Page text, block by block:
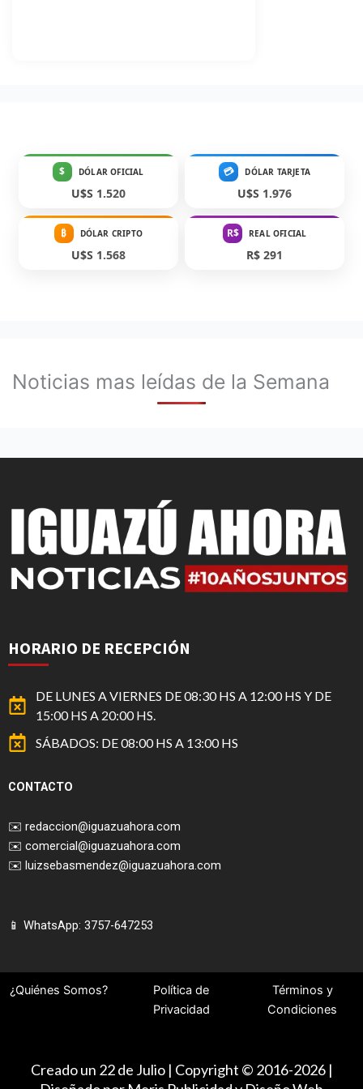
$ DÓLAR OFICIAL
U$S 1.520
💳 DÓLAR TARJETA
U$S 1.976
₿ DÓLAR CRIPTO
U$S 1.568
R$ REAL OFICIAL
R$ 291
Noticias mas leídas de la Semana
HORARIO DE RECEPCIÓN
DE LUNES A VIERNES DE 08:30 HS A 12:00 HS Y DE
15:00 HS A 20:00 HS.
SÁBADOS: DE 08:00 HS A 13:00 HS
CONTACTO
✉️ redaccion@iguazuahora.com
✉️ comercial@iguazuahora.com
✉️ luizsebasmendez@iguazuahora.com
📱 WhatsApp: 3757-647253
¿Quiénes Somos?
Política de
Privacidad
Términos y
Condiciones
Creado un 22 de Julio | Copyright © 2016-2026 |